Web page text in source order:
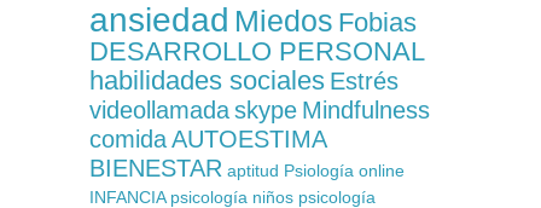
ansiedad Miedos Fobias
DESARROLLO PERSONAL
habilidades sociales Estrés
videollamadaskype Mindfulness
comidaAUTOESTIMA
BIENESTAR aptitud Psiología online
INFANCIA psicología niños psicología